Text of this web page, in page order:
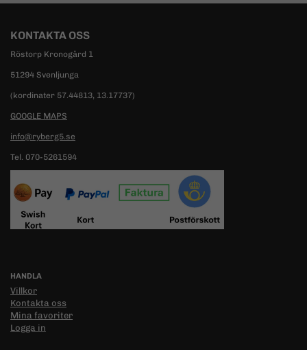
KONTAKTA OSS
Röstorp Kronogård 1
51294 Svenljunga
(kordinater 57.44813, 13.17737)
GOOGLE MAPS
info@ryberg5.se
Tel. 070-5261594
HANDLA
Villkor
Kontakta oss
Mina favoriter
Logga in